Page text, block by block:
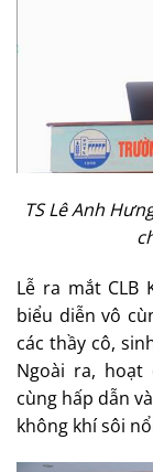
TS Lê Anh
Lễ ra mắt CLB
biểu diễn vô
các thầy cô,
Ngoài ra, hoạt
cùng hấp dẫn
không khí sôi